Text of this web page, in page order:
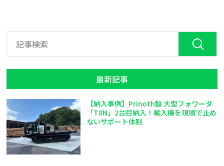
最新記事
【納入事例】Prinoth製 大型フォワーダ
「T8N」2台目納入！輸入機を現場で止め
ないサポート体制